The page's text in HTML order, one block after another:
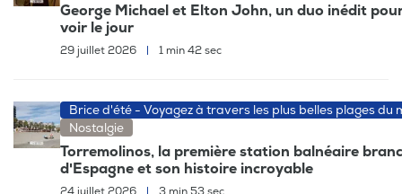
George Michael et Elton John, un duo inédit
voir le jour
29 juillet 2026 | 1 min 42 sec
Brice d'été - Voyagez à travers les plus belles plages du
Nostalgie
Torremolinos, la première station balnéaire
d'Espagne et son histoire incroyable